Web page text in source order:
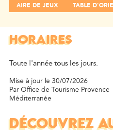
AIRE DE JEUX
TABLE
HORAIRES
Toute l'année tous les jours.
Mise à jour le 30/07/2026
Par Office de Tourisme Provence
Méditerranée
DÉCOUVREZ